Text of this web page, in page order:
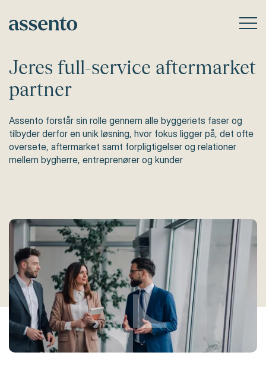
Jeres full-service aftermarket
partner
Assento forstår sin rolle gennem alle byggeriets faser og
tilbyder derfor en unik løsning, hvor fokus ligger på, det ofte
oversete, aftermarket samt forpligtigelser og relationer
mellem bygherre, entreprenører og kunder